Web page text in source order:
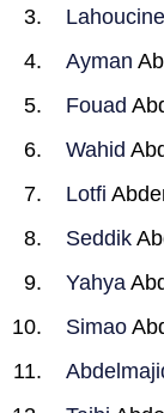
Lahoucine
Ayman
Fouad
Wahid
Lotfi
Seddik
Yahya
Simao